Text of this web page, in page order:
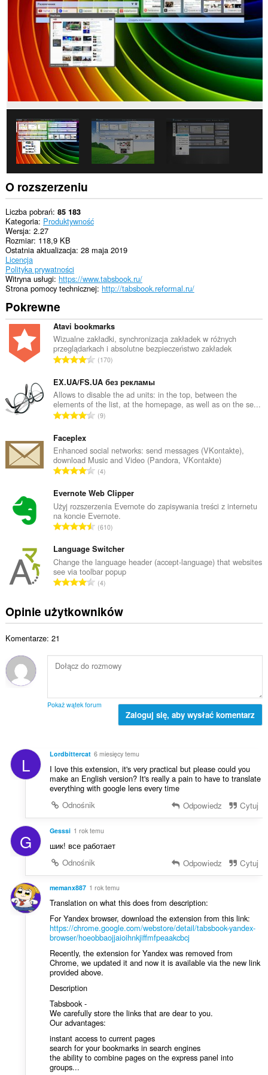
witrynach.
rozszerzenie
może
uzyskać
dostęp
do
Twoich
danych
na
witrynach.
This
Extension
can
read
and
modify
bookmarks.
To
rozszerzenie
będzie
zarządzało
zainstalowanymi
w
Twojej
przeglądarce
rozszerzeniami.
To
rozszerzenie
może
uzyskać
dostęp
Twojej
aktywności.
O rozszerzeniu
Liczba pobrań 85 183
Kategoria Produktywność
Wersja 2.27
Rozmiar 118,9 KB
Ostatnia aktualizacja 28 maja 2019
Licencja
Polityka prywatności
Witryna usługi https://www.tabsbook.ru/
Strona pomocy technicznej http://tabsbook.reformal.ru/
Pokrewne
Atavi bookmarks
Wizualne zakładki, synchronizacja zakładek w różnych
przeglądarkach i absolutne bezpieczeństwo zakładek
C
ł
k
o
w
a
l
c
z
b
a
c
e
n
:
170
EX.UA/FS.UA без рекламы
Allows to disable the ad units: in the top, between the
elements of the list, at the homepage, as well as on the se...
C
k
o
w
t
a
l
c
z
b
a
c
e
9
Faceplex
Enhanced social networks: send messages (VKontakte),
download Music and Video (Pandora, VKontakte)
C
ł
k
o
w
t
a
l
z
b
c
:
4
Evernote Web Clipper
Użyj rozszerzenia Evernote do zapisywania treści z internetu
na koncie Evernote.
C
ł
k
o
w
t
a
c
z
o
:
610
Language Switcher
Change the language header (accept-language) that websites
see via toolbar popup
C
k
i
t
i
a
c
e
:
4
Opinie użytkowników
Komentarze: 21
Pokaż wątek forum
Zaloguj się, aby wysłać komentarz
L Lordbittercat 6 miesięcy temu
I love this extension, it's very practical but please could you
make an English version? It's really a pain to have to translate
everything with google lens every time
Odnośnik
Odpowiedz Cytuj
G Gesssi 1 rok temu
шик! все работает
Odnośnik
Odpowiedz Cytuj
memanx887 1 rok temu
Translation on what this does from description:
For Yandex browser, download the extension from this link:
https://chrome.google.com/webstore/detail/tabsbook-yandex-
browser/hoeobbaojjaioihnkjiffmfpeaakcbcj
Recently, the extension for Yandex was removed from
Chrome, we updated it and now it is available via the new link
provided above.
Description
Tabsbook -
We carefully store the links that are dear to you.
Our advantages:
instant access to current pages
search for your bookmarks in search engines
the ability to combine pages on the express panel into
groups...